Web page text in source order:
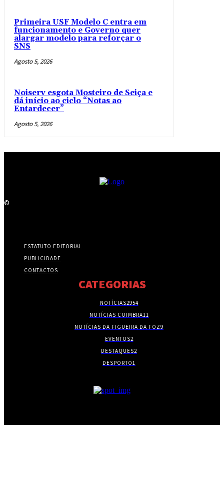
Primeira USF Modelo C entra em
funcionamento e Governo quer
alargar modelo para reforçar o
SNS
Agosto 5, 2026
Noiserv esgota Mosteiro de Seiça e
dá início ao ciclo “Notas ao
Entardecer”
Agosto 5, 2026
©
ESTATUTO EDITORIAL
PUBLICIDADE
CONTACTOS
CATEGORIAS
NOTÍCIAS2954
NOTÍCIAS COIMBRA11
NOTÍCIAS DA FIGUEIRA DA FOZ9
EVENTOS2
DESTAQUES2
DESPORTO1